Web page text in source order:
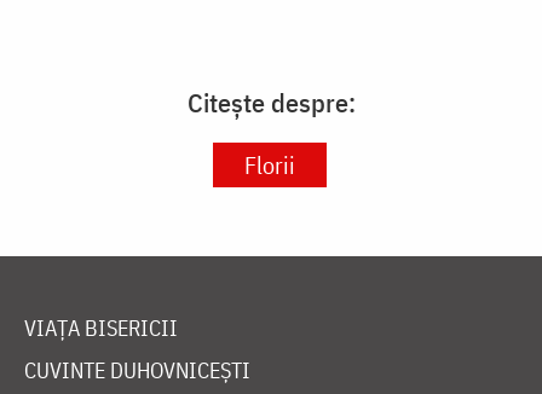
Citește despre:
Florii
VIAȚA BISERICII
CUVINTE DUHOVNICEȘTI